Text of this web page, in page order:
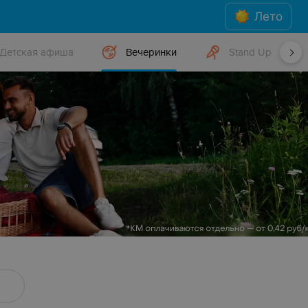
Лето
Детская афиша Вечеринки Stand Up